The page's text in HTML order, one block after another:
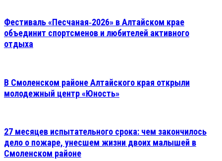
Фестиваль «Песчаная‑2026» в Алтайском крае
объединит спортсменов и любителей активного
отдыха
В Смоленском районе Алтайского края открыли
молодежный центр «Юность»
27 месяцев испытательного срока: чем закончилось
дело о пожаре, унесшем жизни двоих малышей в
Смоленском районе